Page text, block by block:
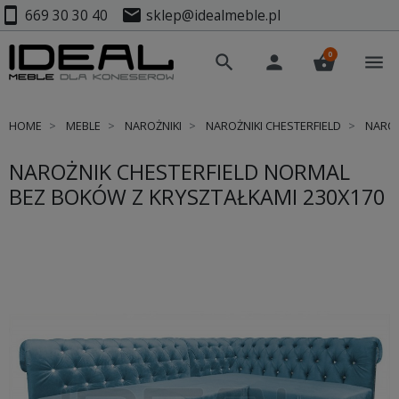
smartphone 669 30 30 40 mail sklep@idealmeble.pl
search person shopping_basket
0 menu
HOME MEBLE NAROŻNIKI NAROŻNIKI CHESTERFIELD
NAROŻNIK CHESTERFIELD NORMAL
BEZ BOKÓW Z KRYSZTAŁKAMI 230X170